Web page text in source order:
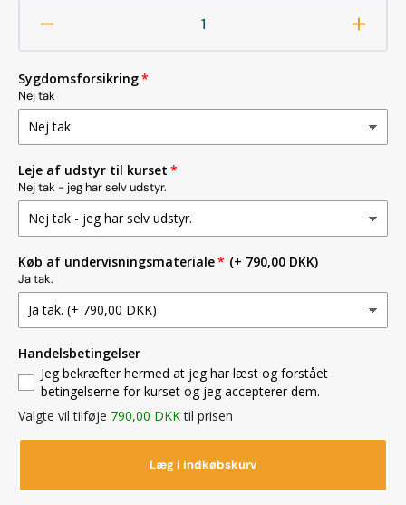
for
SSI
Perfect
Buoyancy
(Privat
undervisning)
Øg
(Privat
Sygdomsforsikring
Nej tak
Leje af udstyr til kurset
Nej tak - jeg har selv udstyr.
Køb af undervisningsmateriale (+ 790,00 DKK)
Ja tak.
Handelsbetingelser
Jeg bekræfter hermed at jeg har læst og forstået
betingelserne for kurset og jeg accepterer dem.
Valgte vil tilføje 790,00 DKKtil prisen
Læg i indkøbskurv